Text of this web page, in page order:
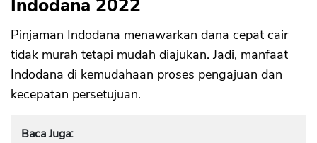
Indodana 2022
Pinjaman Indodana menawarkan dana cepat cair
tidak murah tetapi mudah diajukan. Jadi, manfaat
Indodana di kemudahaan proses pengajuan dan
kecepatan persetujuan.
Baca Juga: